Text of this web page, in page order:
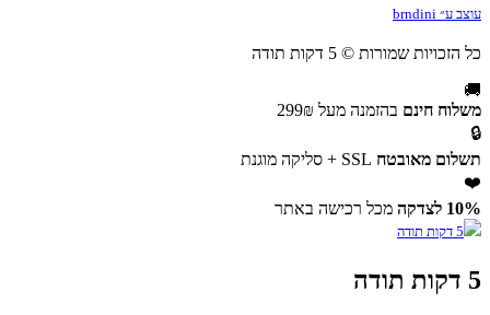
עוצב ע״ brndini
כל הזכויות שמורות © 5 דקות תודה
🚚
משלוח חינם בהזמנה מעל 299₪
🔒
תשלום מאובטח SSL + סליקה מוגנת
❤️
10% לצדקה
מכל רכישה באתר
5 דקות תודה